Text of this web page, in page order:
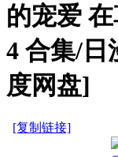
的宠爱
4 合集/日
度网盘]
[复制链接]